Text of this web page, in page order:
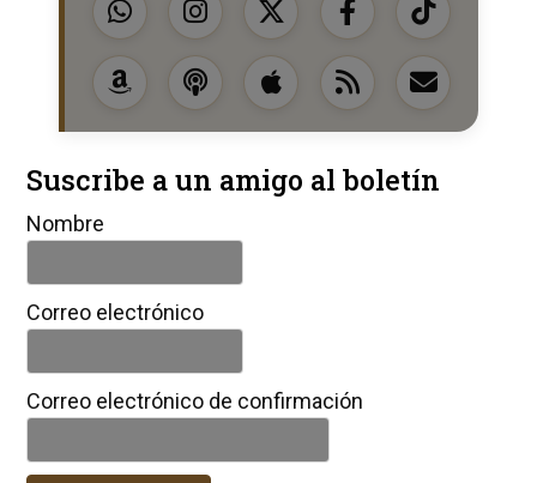
Suscribe a un amigo al boletín
Nombre
Correo electrónico
Correo electrónico de confirmación